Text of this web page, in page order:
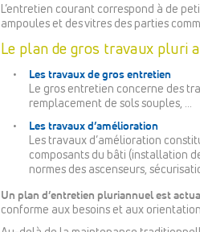
L’entretien courant correspond à de
ampoules et des vitres des parties
Le plan de gros travaux pluri
Les travaux de gros entretien
Le gros entretien concerne des
remplacement de sols souples, …
Les travaux d’amélioration
Les travaux d’amélioration
composants du bâti (installation
normes des ascenseurs,
Un plan d’entretien pluriannuel est
conforme aux besoins et aux